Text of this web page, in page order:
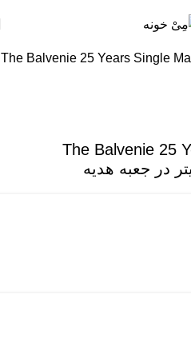
The Balvenie 25